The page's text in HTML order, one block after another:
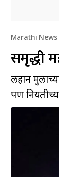
Marathi News
समृद्धी
लहान
पण